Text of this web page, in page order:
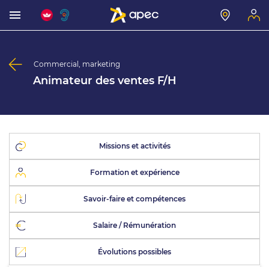
Commercial, marketing
Animateur des ventes F/H
Missions et activités
Formation et expérience
Savoir-faire et compétences
Salaire / Rémunération
Évolutions possibles